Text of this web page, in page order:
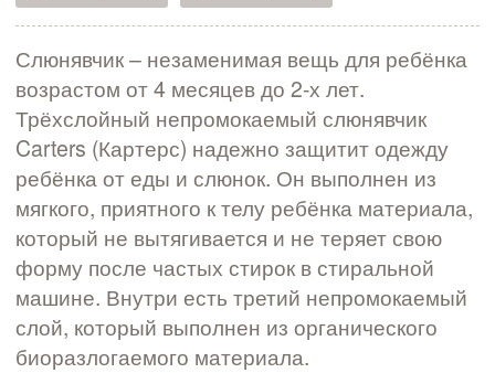
Слюнявчик – незаменимая вещь для ребёнка
возрастом от 4 месяцев до 2-х лет.
Трёхслойный непромокаемый слюнявчик
Carters (Картерс) надежно защитит одежду
ребёнка от еды и слюнок. Он выполнен из
мягкого, приятного к телу ребёнка материала,
который не вытягивается и не теряет свою
форму после частых стирок в стиральной
машине. Внутри есть третий непромокаемый
слой, который выполнен из органического
биоразлогаемого материала.